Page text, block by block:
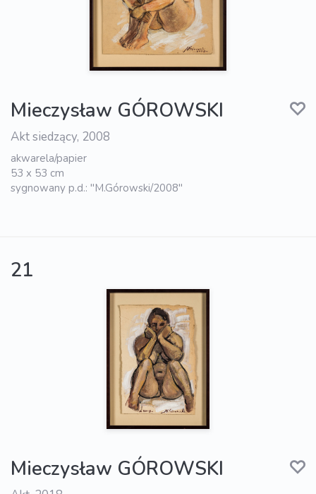
Mieczysław GÓROWSKI
Akt siedzący, 2008
akwarela/papier
53 x 53 cm
sygnowany p.d.: "M.Górowski/2008"
21
Mieczysław GÓROWSKI